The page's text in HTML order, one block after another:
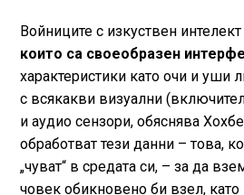
Войниците с изкуствен
които са своеобразен
характеристики като очи и уши
с всякакви визуални
и аудио сензори, обяснява
обработват тези данни – това,
„чуват“ в средата си, – за да
човек обикновено би взел,